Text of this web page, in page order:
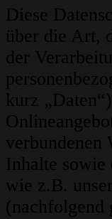
Diese
über die Art,
der
kurz
verbundenen
Inhalte sowie
wie z.B.
(nachfolgend